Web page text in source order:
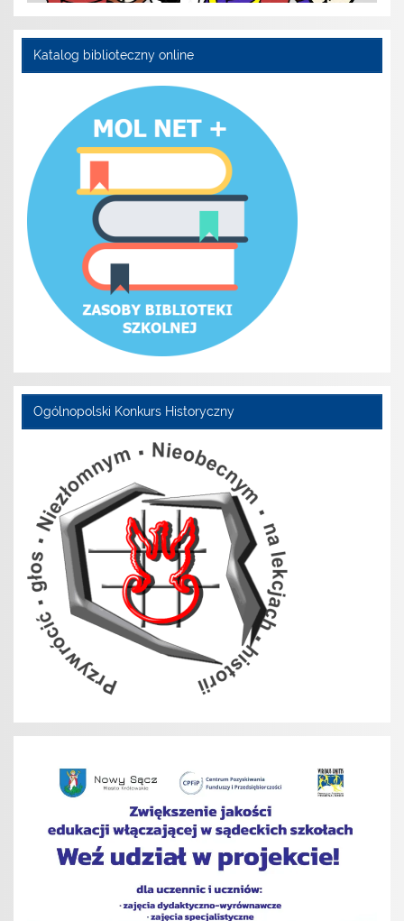
Katalog biblioteczny online
Ogólnopolski Konkurs Historyczny